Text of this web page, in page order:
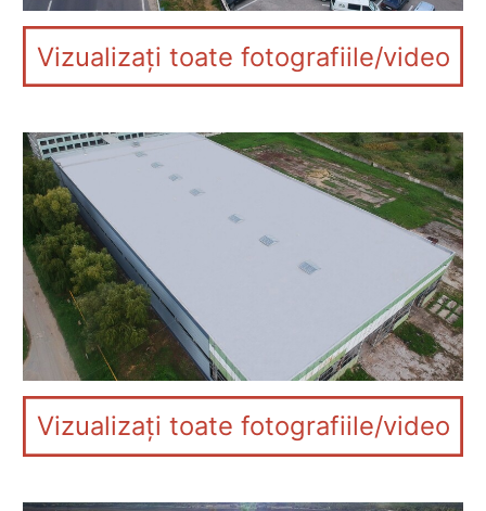
Vizualizați toate fotografiile/video
Vizualizați toate fotografiile/video